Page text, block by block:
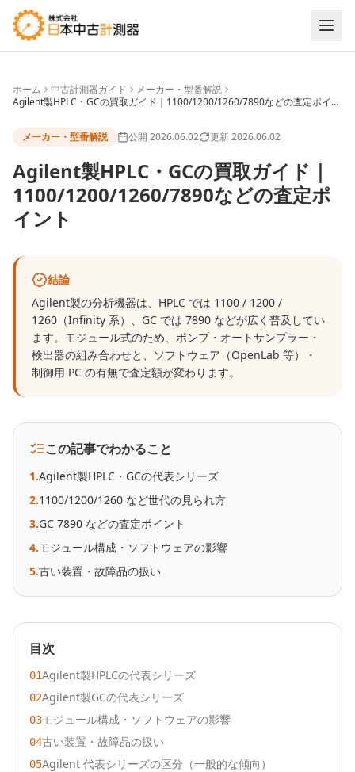
ホーム 中古計測器ガイド
メーカー・型番解説
Agilent製HPLC・GCの買取ガイド｜1100/1200/1260/7890などの査定ポイン
メーカー・型番解説
公開 2026.06.02 更新2026.06.02
Agilent製HPLC・GCの買取ガイド｜
1100/1200/1260/7890などの査定ポ
イント
結論
Agilent製の分析機器は、HPLC では 1100 / 1200 /
1260（Infinity 系）、GC では 7890 などが広く普及してい
ます。モジュール式のため、ポンプ・オートサンプラー・
検出器の組み合わせと、ソフトウェア（OpenLab 等）・
制御用 PC の有無で査定額が変わります。
この記事でわかること
1.Agilent製HPLC・GCの代表シリーズ
2.1100/1200/1260 など世代の見られ方
3.GC 7890 などの査定ポイント
4.モジュール構成・ソフトウェアの影響
5.古い装置・故障品の扱い
目次
01Agilent製HPLCの代表シリーズ
02Agilent製GCの代表シリーズ
03モジュール構成・ソフトウェアの影響
04古い装置・故障品の扱い
05Agilent 代表シリーズの区分（一般的な傾向）